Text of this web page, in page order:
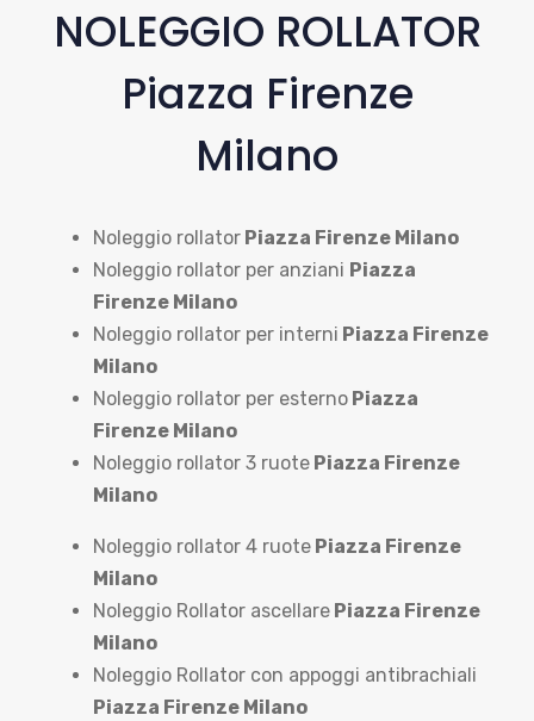
NOLEGGIO ROLLATOR
Piazza Firenze
Milano
Noleggio rollator Piazza Firenze Milano
Noleggio rollator per anziani Piazza
Firenze Milano
Noleggio rollator per interni Piazza Firenze
Milano
Noleggio rollator per esterno Piazza
Firenze Milano
Noleggio rollator 3 ruote Piazza Firenze
Milano
Noleggio rollator 4 ruote Piazza Firenze
Milano
Noleggio Rollator ascellare Piazza Firenze
Milano
Noleggio Rollator con appoggi antibrachiali
Piazza Firenze Milano